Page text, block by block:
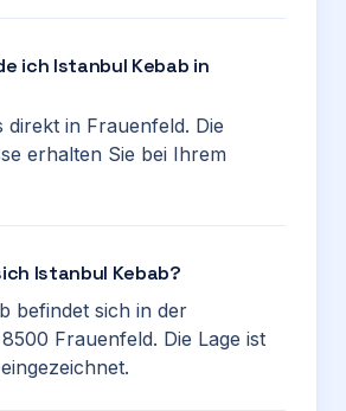
ich Istanbul Kebab in
direkt in Frauenfeld. Die
erhalten Sie bei Ihrem
Istanbul Kebab?
befindet sich in der
Frauenfeld. Die Lage ist